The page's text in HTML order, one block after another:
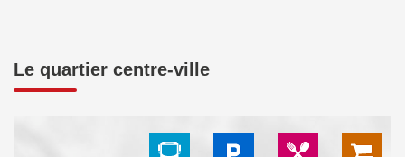
Le quartier centre-ville